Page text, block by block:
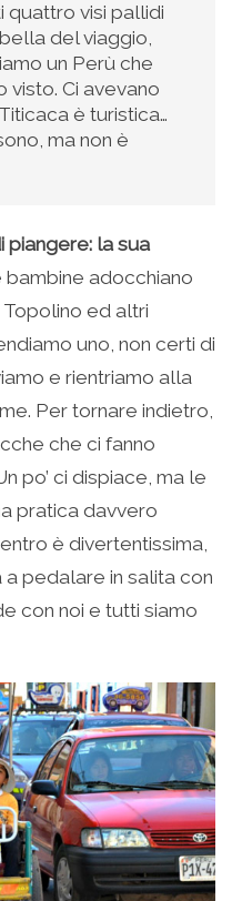
quattro visi pallidi
del viaggio,
un Perù che
visto. Ci avevano
è turistica…
ma non è
piangere: la sua
bambine adocchiano
ed altri
uno, non certi di
e rientriamo alla
Per tornare indietro,
che ci fanno
po’ ci dispiace, ma le
pratica davvero
è divertentissima,
a pedalare in salita con
con noi e tutti siamo